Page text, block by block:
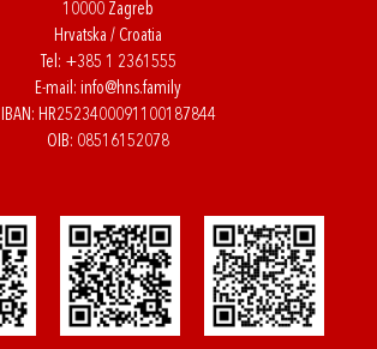
10000 Zagreb
Hrvatska / Croatia
Tel: +385 1 2361555
E-mail: info@hns.family
IBAN: HR2523400091100187844
OIB: 08516152078